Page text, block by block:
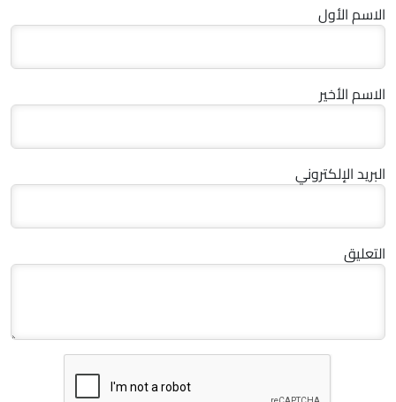
الاسم الأول
الاسم الأخير
البريد الإلكتروني
التعليق